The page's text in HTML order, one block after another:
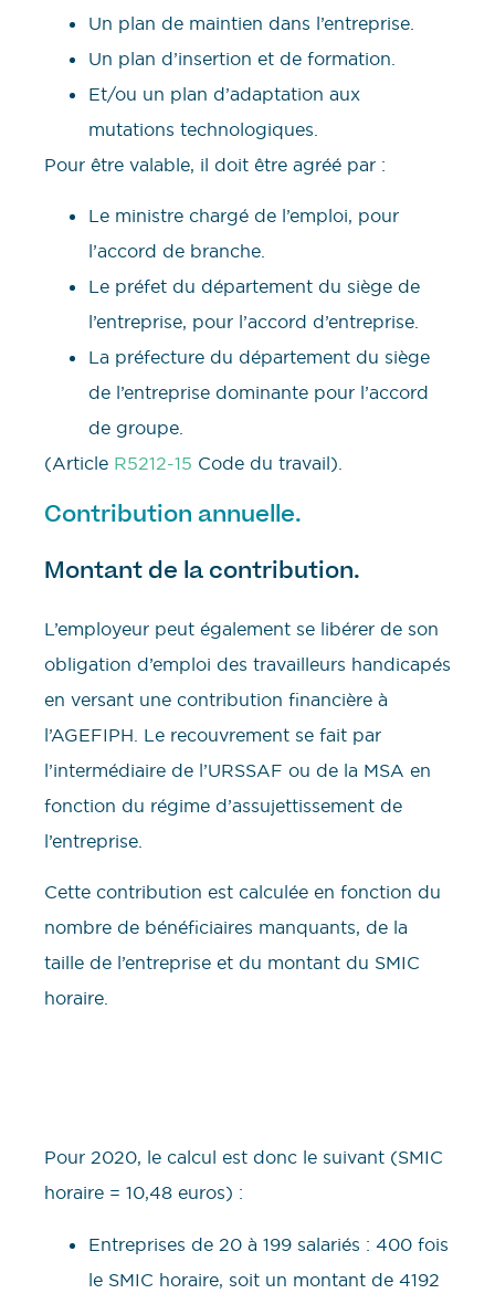
Un plan de maintien dans l’entreprise.
Un plan d’insertion et de formation.
Et/ou un plan d’adaptation aux
mutations technologiques.
Pour être valable, il doit être agréé par :
Le ministre chargé de l’emploi, pour
l’accord de branche.
Le préfet du département du siège de
l’entreprise, pour l’accord d’entreprise.
La préfecture du département du siège
de l’entreprise dominante pour l’accord
de groupe.
(Article R5212-15 Code du travail).
Contribution annuelle.
Montant de la contribution.
L’employeur peut également se libérer de son
obligation d’emploi des travailleurs handicapés
en versant une contribution financière à
l’AGEFIPH. Le recouvrement se fait par
l’intermédiaire de l’URSSAF ou de la MSA en
fonction du régime d’assujettissement de
l’entreprise.
Cette contribution est calculée en fonction du
nombre de bénéficiaires manquants, de la
taille de l’entreprise et du montant du SMIC
horaire.
Pour 2020, le calcul est donc le suivant (SMIC
horaire = 10,48 euros) :
Entreprises de 20 à 199 salariés : 400 fois
le SMIC horaire, soit un montant de 4192